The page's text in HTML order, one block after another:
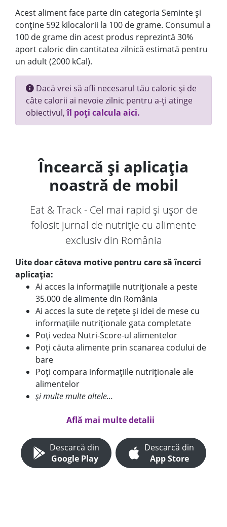
Acest aliment face parte din categoria Seminte și
conține 592 kilocalorii la 100 de grame. Consumul a
100 de grame din acest produs reprezintă 30%
aport caloric din cantitatea zilnică estimată pentru
un adult (2000 kCal).
Dacă vrei să afli necesarul tău caloric și de
câte calorii ai nevoie zilnic pentru a-ți atinge
obiectivul,îl poți calcula aici.
Încearcă și aplicația
noastră de mobil
Eat & Track - Cel mai rapid și ușor de
folosit jurnal de nutriție cu alimente
exclusiv din România
Uite doar câteva motive pentru care să încerci
aplicația:
Ai acces la informațiile nutriționale a peste
35.000 de alimente din România
Ai acces la sute de rețete și idei de mese cu
informațiile nutriționale gata completate
Poți vedea Nutri-Score-ul alimentelor
Poți căuta alimente prin scanarea codului de
bare
Poți compara informațiile nutriționale ale
alimentelor
și multe multe altele...
Află mai multe detalii
Descarcă din
Google Play
Descarcă din
App Store